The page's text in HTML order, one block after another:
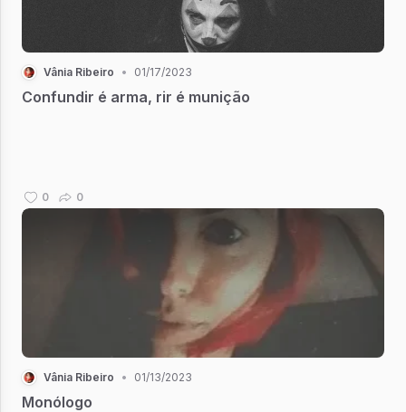
Vânia Ribeiro • 01/17/2023
Confundir é arma, rir é munição
0 0
Vânia Ribeiro • 01/13/2023
Monólogo